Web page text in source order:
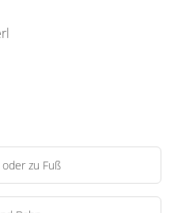
zu Fuß